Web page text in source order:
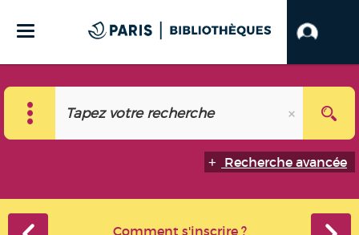
Recherche avancée
Comment s'inscrire ?